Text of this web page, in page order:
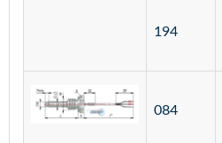
194
084